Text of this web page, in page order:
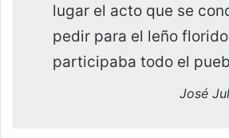
lugar el acto que se
pedir para el leño
participaba todo el
José